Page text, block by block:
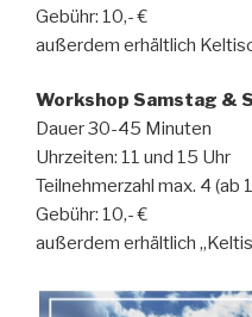
Gebühr: 10,- €
außerdem erhältlich
Workshop Samstag &
Dauer 30-45 Minuten
Uhrzeiten: 11 und 15 Uhr
Teilnehmerzahl max. 4 (ab
Gebühr: 10,- €
außerdem erhältlich